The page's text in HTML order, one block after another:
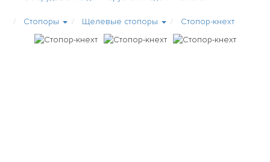
Стопоры Щелевые стопоры Стопор-кнехт